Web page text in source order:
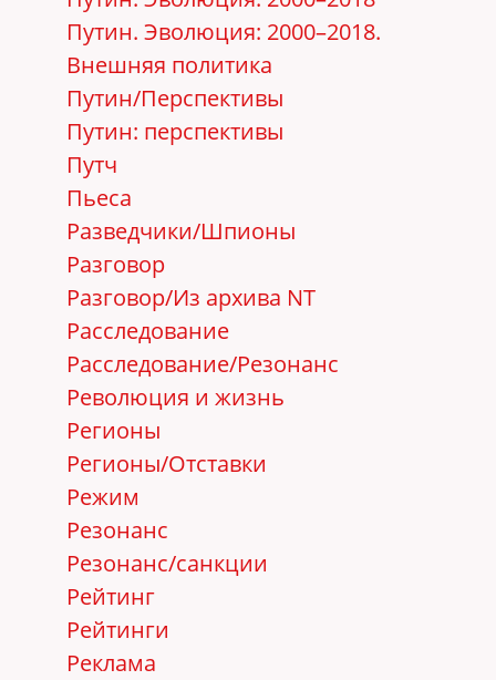
Путин. Эволюция: 2000–2018.
Внешняя политика
Путин/Перспективы
Путин: перспективы
Путч
Пьеса
Разведчики/Шпионы
Разговор
Разговор/Из архива NT
Расследование
Расследование/Резонанс
Революция и жизнь
Регионы
Регионы/Отставки
Режим
Резонанс
Резонанс/санкции
Рейтинг
Рейтинги
Реклама